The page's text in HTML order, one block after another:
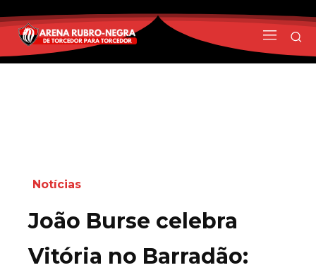
Notícias
João Burse celebra
Vitória no Barradão: